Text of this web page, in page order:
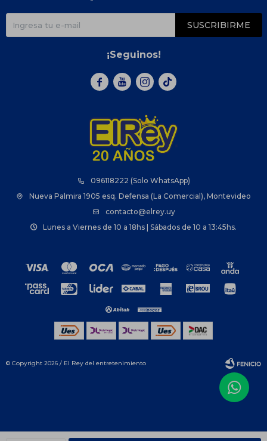
096118222 (Solo WhatsApp)
Nueva Palmira 1905 esq. Defensa (La Comercial), Montevideo
contacto@elrey.uy
Lunes a Viernes de 10 a 18hs | Sábados de 10 a 13:45hs.
SUSCRIBIRME
¡Seguinos!
  
© Copyright 2026 / El Rey del entretenimiento